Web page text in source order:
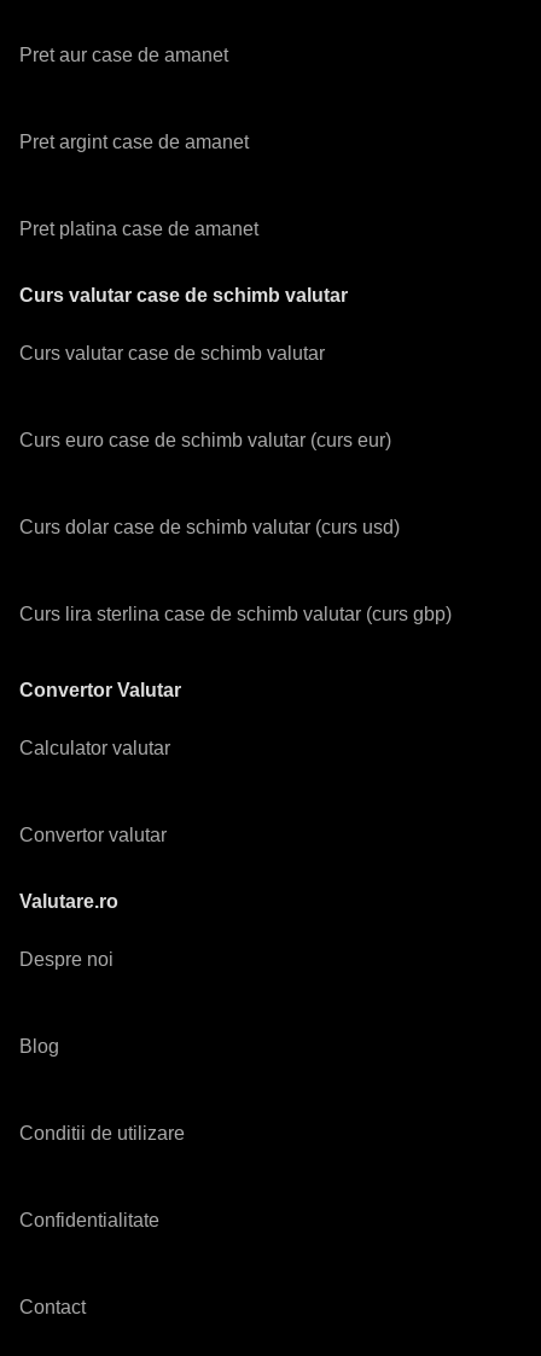
Pret aur case de amanet
Pret argint case de amanet
Pret platina case de amanet
Curs valutar case de schimb valutar
Curs valutar case de schimb valutar
Curs euro case de schimb valutar (curs eur)
Curs dolar case de schimb valutar (curs usd)
Curs lira sterlina case de schimb valutar (curs gbp)
Convertor Valutar
Calculator valutar
Convertor valutar
Valutare.ro
Despre noi
Blog
Conditii de utilizare
Confidentialitate
Contact